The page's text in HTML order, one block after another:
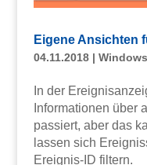
Eigene Ansichten
04.11.2018| Windows
In der
Informationen über
passiert, aber das
lassen sich
Ereignis-ID filtern.